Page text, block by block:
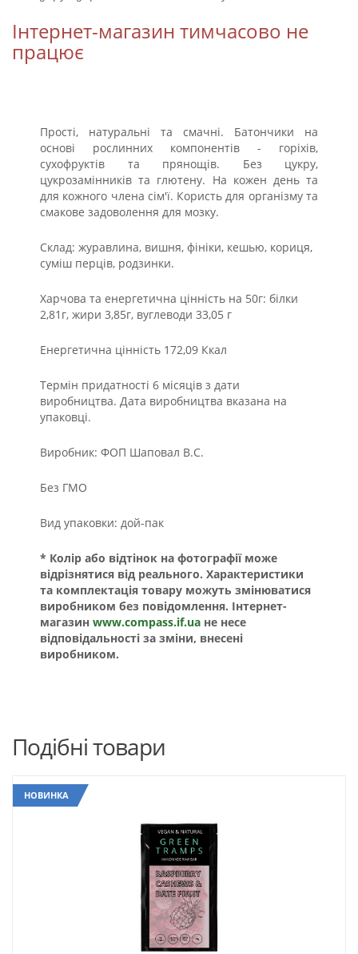
Інтернет-магазин тимчасово не
працює
Прості, натуральні та смачні. Батончики на
основі рослинних компонентів - горіхів,
сухофруктів та прянощів. Без цукру,
цукрозамінників та глютену. На кожен день та
для кожного члена сім'ї. Користь для організму та
смакове задоволення для мозку.
Склад: журавлина, вишня, фініки, кешью, кориця,
суміш перців, родзинки.
Харчова та енергетична цінність на 50г: білки
2,81г, жири 3,85г, вуглеводи 33,05 г
Енергетична цінність 172,09 Ккал
Термін придатності 6 місяців з дати
виробництва. Дата виробництва вказана на
упаковці.
Виробник: ФОП Шаповал В.С.
Без ГМО
Вид упаковки: дой-пак
* Колір або відтінок на фотографії може
відрізнятися від реального. Характеристики
та комплектація товару можуть змінюватися
виробником без повідомлення. Інтернет-
магазин www.compass.if.ua не несе
відповідальності за зміни, внесені
виробником.
Подібні товари
НОВИНКА